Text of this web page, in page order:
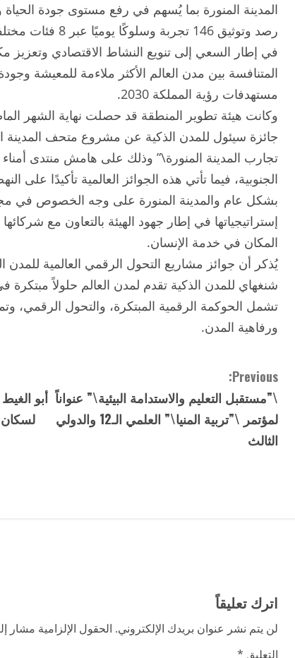
المدينة المنورة بما يُسهم في رفع مستوى جودة
رصد وتوثيق 146
في إطار السعي إلى تنويع النشاط الاقتصادي وتعزيز
المتنافسة بين مدن العالم الأكثر ملاءمة للمعيشة
مستهدفات رؤية المملكة 2030.
وكانت هيئة تطوير المنطقة قد حصلت نهاية الشهر
جائزة سيئول للمدن الذكية عن مشروع متحف المدينة
تجارب المدينة المنورة\” وذلك على هامش منتدى
الجنوبية، فيما تأتي هذه الجوائز العالمية تأكيدًا على
بشكل عام والمدينة المنورة على وجه الخصوص في
إستراتيجياتها في إطار جهود الهيئة بالتعاون مع
المكان في خدمة الإنسان.
تشمل الحوكمة الرقمية المبتكرة، والتحول الرقمي،
ورفاهية المدن.
C
o
n
R
e
Previous:
\”مستقبل التعليم والاستدامة البيئية\” عنواناً
لمؤتمر \”تربية المنيا\” العلمي الـ12 والدولي
الثالث
أبو
اترك تعليقاً
لن يتم نشر عنوان بريدك الإلكتروني. الحقول الإلزامية مشار
التعليق *